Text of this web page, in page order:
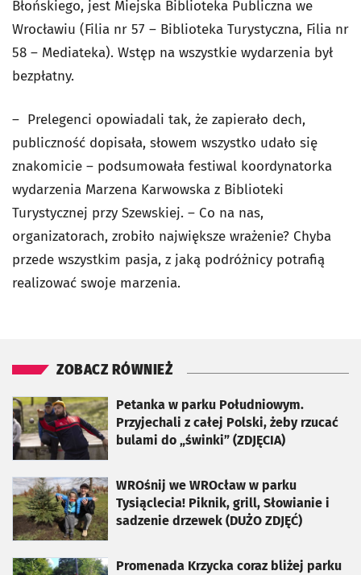
Błońskiego, jest Miejska Biblioteka Publiczna we
Wrocławiu (Filia nr 57 – Biblioteka Turystyczna, Filia nr
58 – Mediateka). Wstęp na wszystkie wydarzenia był
bezpłatny.
– Prelegenci opowiadali tak, że zapierało dech,
publiczność dopisała, słowem wszystko udało się
znakomicie – podsumowała festiwal koordynatorka
wydarzenia Marzena Karwowska z Biblioteki
Turystycznej przy Szewskiej. – Co na nas,
organizatorach, zrobiło największe wrażenie? Chyba
przede wszystkim pasja, z jaką podróżnicy potrafią
realizować swoje marzenia.
ZOBACZ RÓWNIEŻ
Petanka w parku Południowym.
Przyjechali z całej Polski, żeby rzucać
bulami do „świnki” (ZDJĘCIA)
otworzy się w nowej karcie
WROśnij we WROcław w parku
Tysiąclecia! Piknik, grill, Słowianie i
sadzenie drzewek (DUŻO ZDJĘĆ)
otworzy się w nowej karcie
Promenada Krzycka coraz bliżej parku
otworzy się w nowej karcie